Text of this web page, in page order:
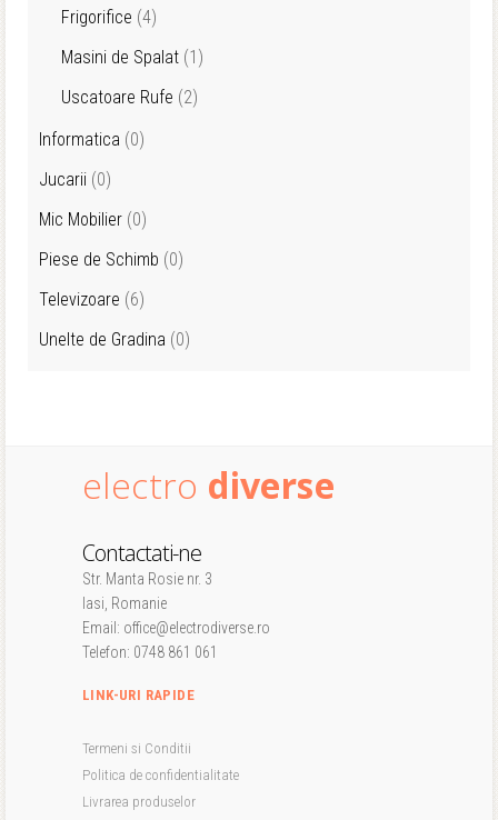
Frigorifice (4)
Masini de Spalat (1)
Uscatoare Rufe (2)
Informatica (0)
Jucarii (0)
Mic Mobilier (0)
Piese de Schimb (0)
Televizoare (6)
Unelte de Gradina (0)
electro diverse
Contactati-ne
Str. Manta Rosie nr. 3
Iasi, Romanie
Email: office@electrodiverse.ro
Telefon: 0748 861 061
LINK-URI RAPIDE
Termeni si Conditii
Politica de confidentialitate
Livrarea produselor